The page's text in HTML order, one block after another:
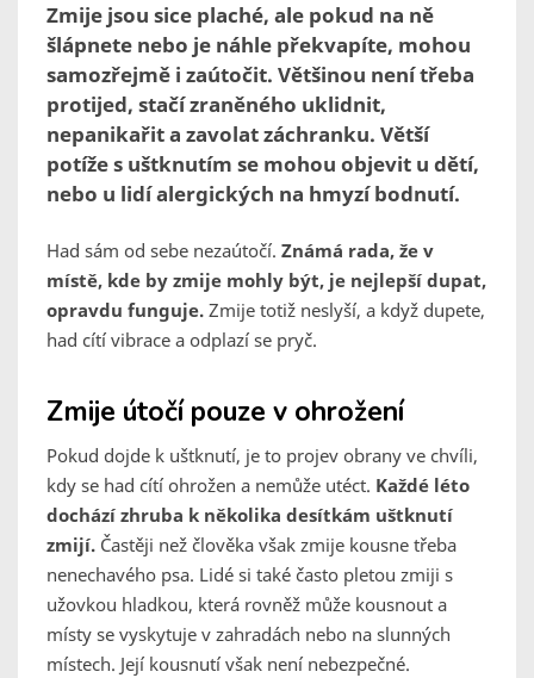
Zmije jsou sice plaché, ale pokud na ně
šlápnete nebo je náhle překvapíte, mohou
samozřejmě i zaútočit. Většinou není třeba
protijed, stačí zraněného uklidnit,
nepanikařit a zavolat záchranku. Větší
potíže s uštknutím se mohou objevit u dětí,
nebo u lidí alergických na hmyzí bodnutí.
Had sám od sebe nezaútočí. Známá rada, že v
místě, kde by zmije mohly být, je nejlepší dupat,
opravdu funguje. Zmije totiž neslyší, a když dupete,
had cítí vibrace a odplazí se pryč.
Zmije útočí pouze v ohrožení
Pokud dojde k uštknutí, je to projev obrany ve chvíli,
kdy se had cítí ohrožen a nemůže utéct. Každé léto
dochází zhruba k několika desítkám uštknutí
zmijí. Častěji než člověka však zmije kousne třeba
nenechavého psa. Lidé si také často pletou zmiji s
užovkou hladkou, která rovněž může kousnout a
místy se vyskytuje v zahradách nebo na slunných
místech. Její kousnutí však není nebezpečné.